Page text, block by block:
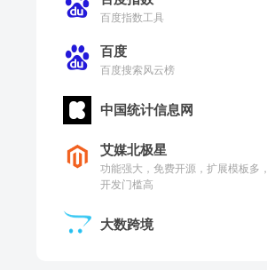
百度指数工具
百度
百度搜索风云榜
中国统计信息网
艾媒北极星
功能强大，免费开源，扩展模板多，
开发门槛高
大数跨境